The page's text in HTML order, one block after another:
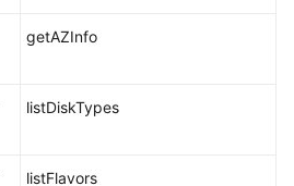
getAZInfo
listDiskTypes
listFlavors